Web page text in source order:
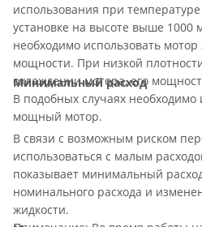
использования при
установке на высоте выше 1000
необходимо использовать
мощности. При низкой
охлаждении мотора, его
В подобных случаях необходимо
мощный мотор.
Минимальный расход
В связи с возможным риском
использоваться с малым
показывает минимальный
номинального расхода и
жидкости.